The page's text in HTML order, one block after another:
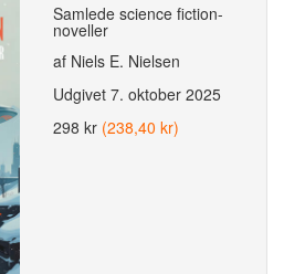
Samlede science fiction-
noveller
af Niels E. Nielsen
Udgivet 7. oktober 2025
298 kr (238,40 kr)